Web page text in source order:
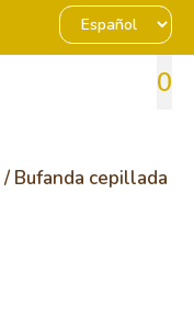
0
/ Bufanda cepillada